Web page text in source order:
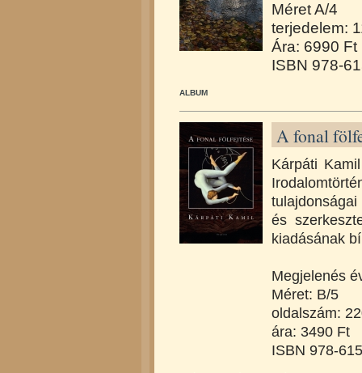
Méret A/4
terjedelem:
Ára: 6990 Ft
ISBN 978-
ALBUM
A fonal
Kárpáti
és
kiadásának
Megjelenés
Méret: B/5
oldalszám:
ára: 3490 Ft
ISBN 978-